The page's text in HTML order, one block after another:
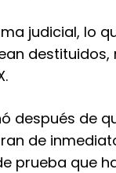
judicial, lo
después de
de
prueba que